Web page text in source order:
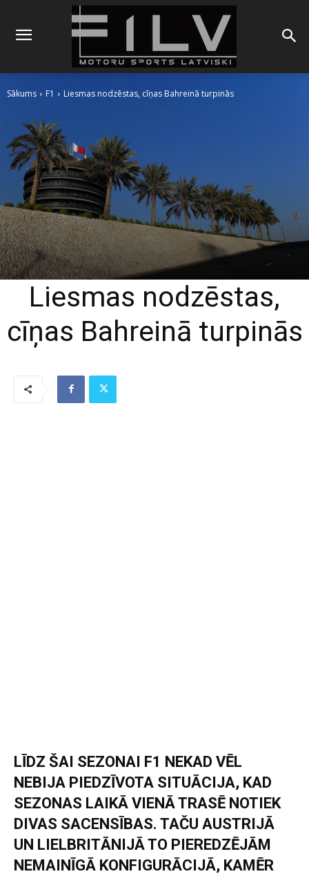
Sākums F1 Liesmas nodzēstas, cīņas Bahreinā turpinās
Liesmas nodzēstas,
cīņas Bahreinā turpinās
LĪDZ ŠAI SEZONAI F1 NEKAD VĒL
NEBIJA PIEDZĪVOTA SITUĀCIJA, KAD
SEZONAS LAIKĀ VIENĀ TRASĒ NOTIEK
DIVAS SACENSĪBAS. TAČU AUSTRIJĀ
UN LIELBRITĀNIJĀ TO PIEREDZĒJĀM
NEMAINĪGĀ KONFIGURĀCIJĀ, KAMĒR